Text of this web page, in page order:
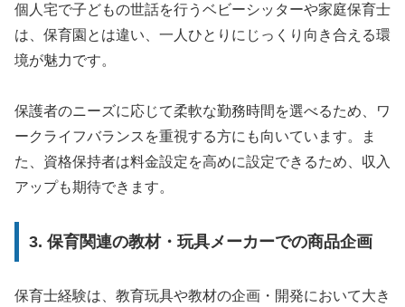
個人宅で子どもの世話を行うベビーシッターや家庭保育士
は、保育園とは違い、一人ひとりにじっくり向き合える環
境が魅力です。
保護者のニーズに応じて柔軟な勤務時間を選べるため、ワ
ークライフバランスを重視する方にも向いています。ま
た、資格保持者は料金設定を高めに設定できるため、収入
アップも期待できます。
3. 保育関連の教材・玩具メーカーでの商品企画
保育士経験は、教育玩具や教材の企画・開発において大き